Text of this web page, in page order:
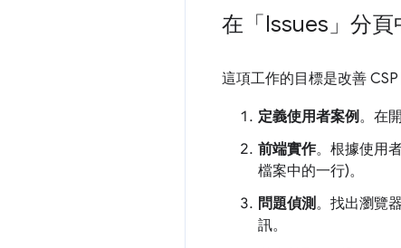
在「Issues」 分頁
這項工作的目標是改善
定義使用者案例。在
前端實作。根據使用
檔案中的一行)。
問題偵測。找出瀏覽
訊。